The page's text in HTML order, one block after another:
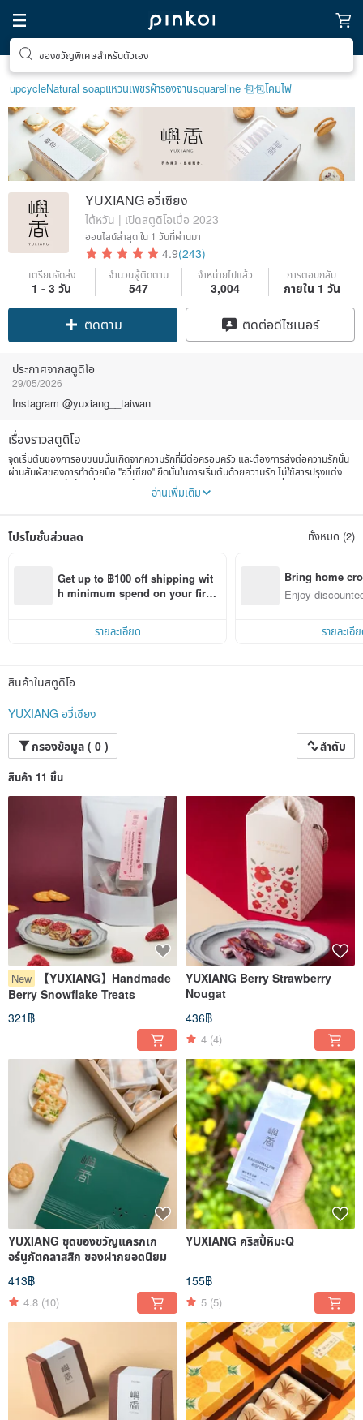
ของขวัญพิเศษสำหรับตัวเอง
upcycleNatural soapแหวนเพชรผ้ารองจานsquareline 包包โคมไฟ
YUXIANG อวี่เซียง
ไต้หวัน | เปิดสตูดิโอเมื่อ 2023
ออนไลน์ล่าสุดใน 1 วันที่ผ่านมา
4.9(243)
เตรียมจัดส่ง
1 - 3 วัน
จำนวนผู้ติดตาม
547
จำหน่ายไปแล้ว
3,004
การตอบกลับ
ภายใน 1 วัน
ติดตาม ติดต่อดีไซเนอร์
ประกาศจากสตูดิโอ
29/05/2026
Instagram @yuxiang__taiwan
เรื่องราวสตูดิโอ
จุดเริ่มต้นของการอบขนมนั้นเกิดจากความรักที่มีต่อครอบครัว และต้องการส่งต่อความรักนั้น
ผ่านสัมผัสของการทำด้วยมือ "อวี่เซียง" ยึดมั่นในการเริ่มต้นด้วยความรัก ไม่ใช้สารปรุงแต่ง
สังเคราะห์ใดๆ ทั้งสิ้น เพื่อส่งมอบทั้งสุขภาพและความอร่อยไปสู่คุณและคนที่คุณรัก
อ่านเพิ่มเติม
โปรโมชั่นส่วนลด ทั้งหมด (2)
Get up to ฿100 off shipping wit
h minimum spend on your first
รายละเอียด
Bring home
n with ease
Enjoy
รายละเอี
สินค้าในสตูดิโอ
YUXIANG อวี่เซียง
กรองข้อมูล ( 0 )
ลำดับ
สินค้า 11 ชิ้น
New
【YUXIANG】Handmade
Berry Snowflake Treats
321฿
YUXIANG Berry Strawberry
Nougat
436฿
4 (4)
YUXIANG ชุดของขวัญแครกเก
อร์นูกัตคลาสสิก ของฝากยอดนิยม
413฿
4.8 (10)
YUXIANG คริสปี้หิมะQ
155฿
5 (5)